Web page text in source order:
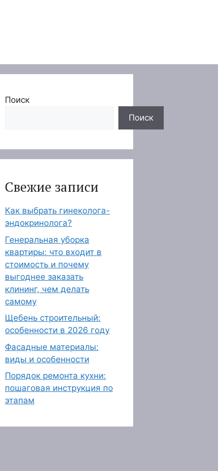
Поиск
Поиск
Свежие записи
Как выбрать гинеколога-
эндокринолога?
Генеральная уборка
квартиры: что входит в
стоимость и почему
выгоднее заказать
клининг, чем делать
самому
Щебень строительный:
особенности в 2026 году
Фасадные материалы:
виды и особенности
Порядок ремонта кухни:
пошаговая инструкция по
этапам